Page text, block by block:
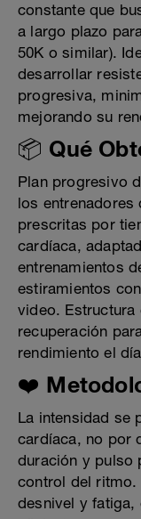
constante que
a largo plazo
50K o similar).
desarrollar
progresiva,
mejorando su
📦 Qué
Plan progresivo
los entrenadores
prescritas por
cardíaca,
entrenamientos
estiramientos
video. Estructura
recuperación
rendimiento el
❤️
La intensidad se
cardíaca, no por
duración y pulso
control del ritmo.
desnivel y fatiga,